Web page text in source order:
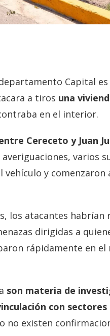
Capital
a tiros una
en el interior.
Cereceto y Juan
varios
vehículo y comenzaron
los atacantes habrían
dirigidas a
rápidamente en
son materia de
con
no existen